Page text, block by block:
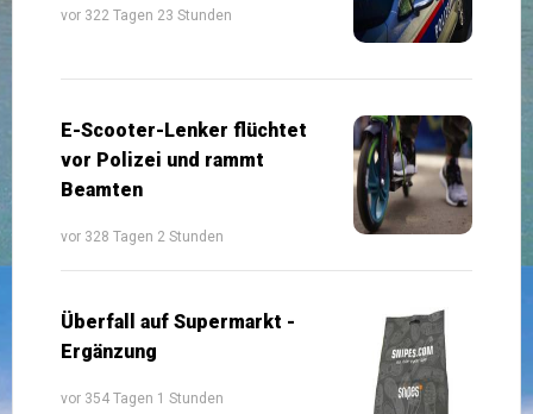
vor 322 Tagen 23 Stunden
E-Scooter-Lenker flüchtet
vor Polizei und rammt
Beamten
vor 328 Tagen 2 Stunden
Überfall auf Supermarkt -
Ergänzung
vor 354 Tagen 1 Stunden